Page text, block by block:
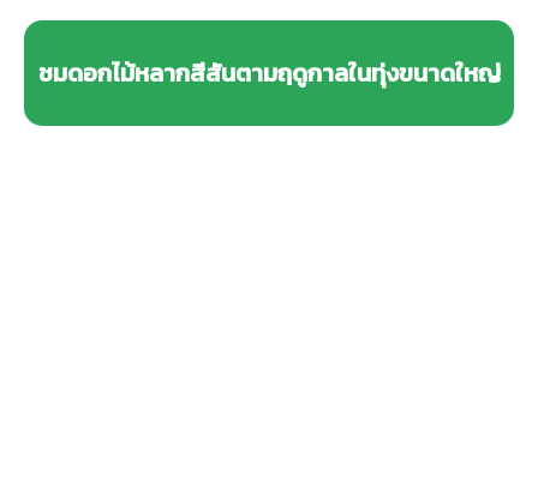
ชมดอกไม้หลากสีสันตามฤดูกาลในทุ่งขนาดใหญ่